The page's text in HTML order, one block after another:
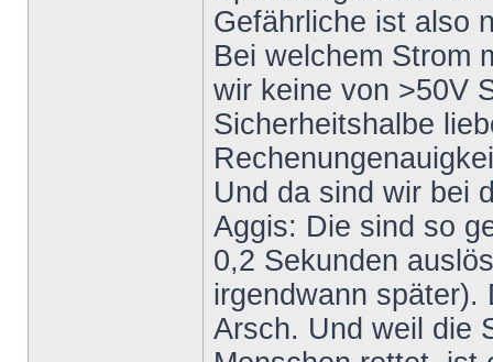
Gefährliche ist also
Bei welchem Strom
wir keine von >50V
Sicherheitshalbe
Und da sind wir bei
Aggis: Die sind so
0,2 Sekunden
irgendwann später).
Arsch. Und weil die